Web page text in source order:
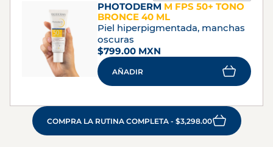
PHOTODERM M FPS 50+ TONO
BRONCE 40 ML
Piel hiperpigmentada, manchas
oscuras
$799.00 MXN
AÑADIR
COMPRA LA RUTINA COMPLETA - $3,298.00